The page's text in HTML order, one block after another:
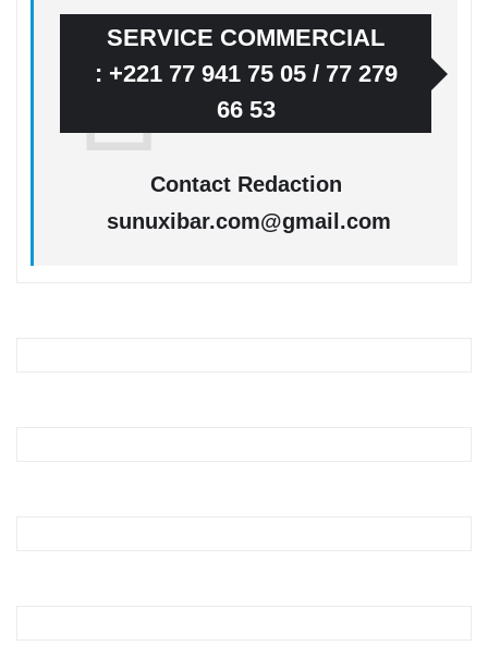
SERVICE COMMERCIAL
: +221 77 941 75 05 / 77 279
66 53
Contact Redaction
sunuxibar.com@gmail.com